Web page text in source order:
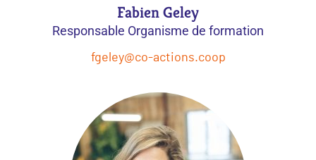
Fabien Geley
Responsable Organisme de formation
fgeley@co-actions.coop